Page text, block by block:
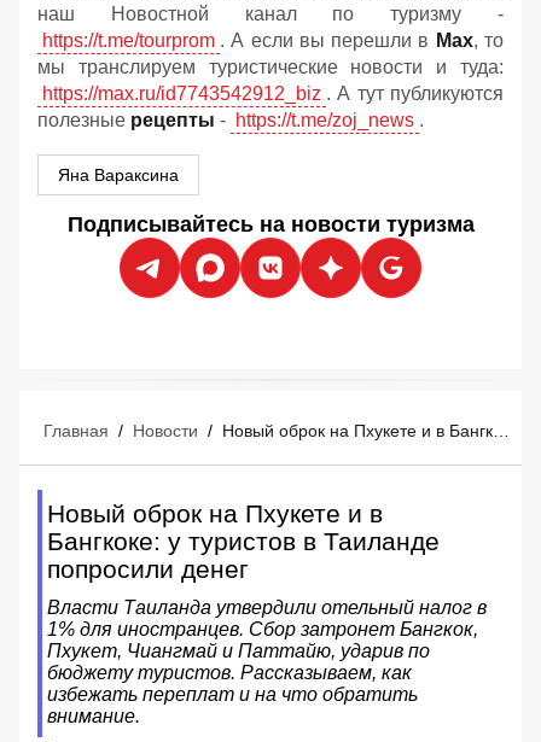
наш Новостной канал по туризму -
https://t.me/tourprom . А если вы перешли в Мах, то
мы транслируем туристические новости и туда:
https://max.ru/id7743542912_biz . А тут публикуются
полезные рецепты - https://t.me/zoj_news .
Яна Вараксина
Подписывайтесь на новости туризма
Главная / Новости / Новый оброк на Пхукете и в Бангкоке: у туристов в Таиланде попросили денег
Новый оброк на Пхукете и в
Бангкоке: у туристов в Таиланде
попросили денег
Власти Таиланда утвердили отельный налог в
1% для иностранцев. Сбор затронет Бангкок,
Пхукет, Чиангмай и Паттайю, ударив по
бюджету туристов. Рассказываем, как
избежать переплат и на что обратить
внимание.